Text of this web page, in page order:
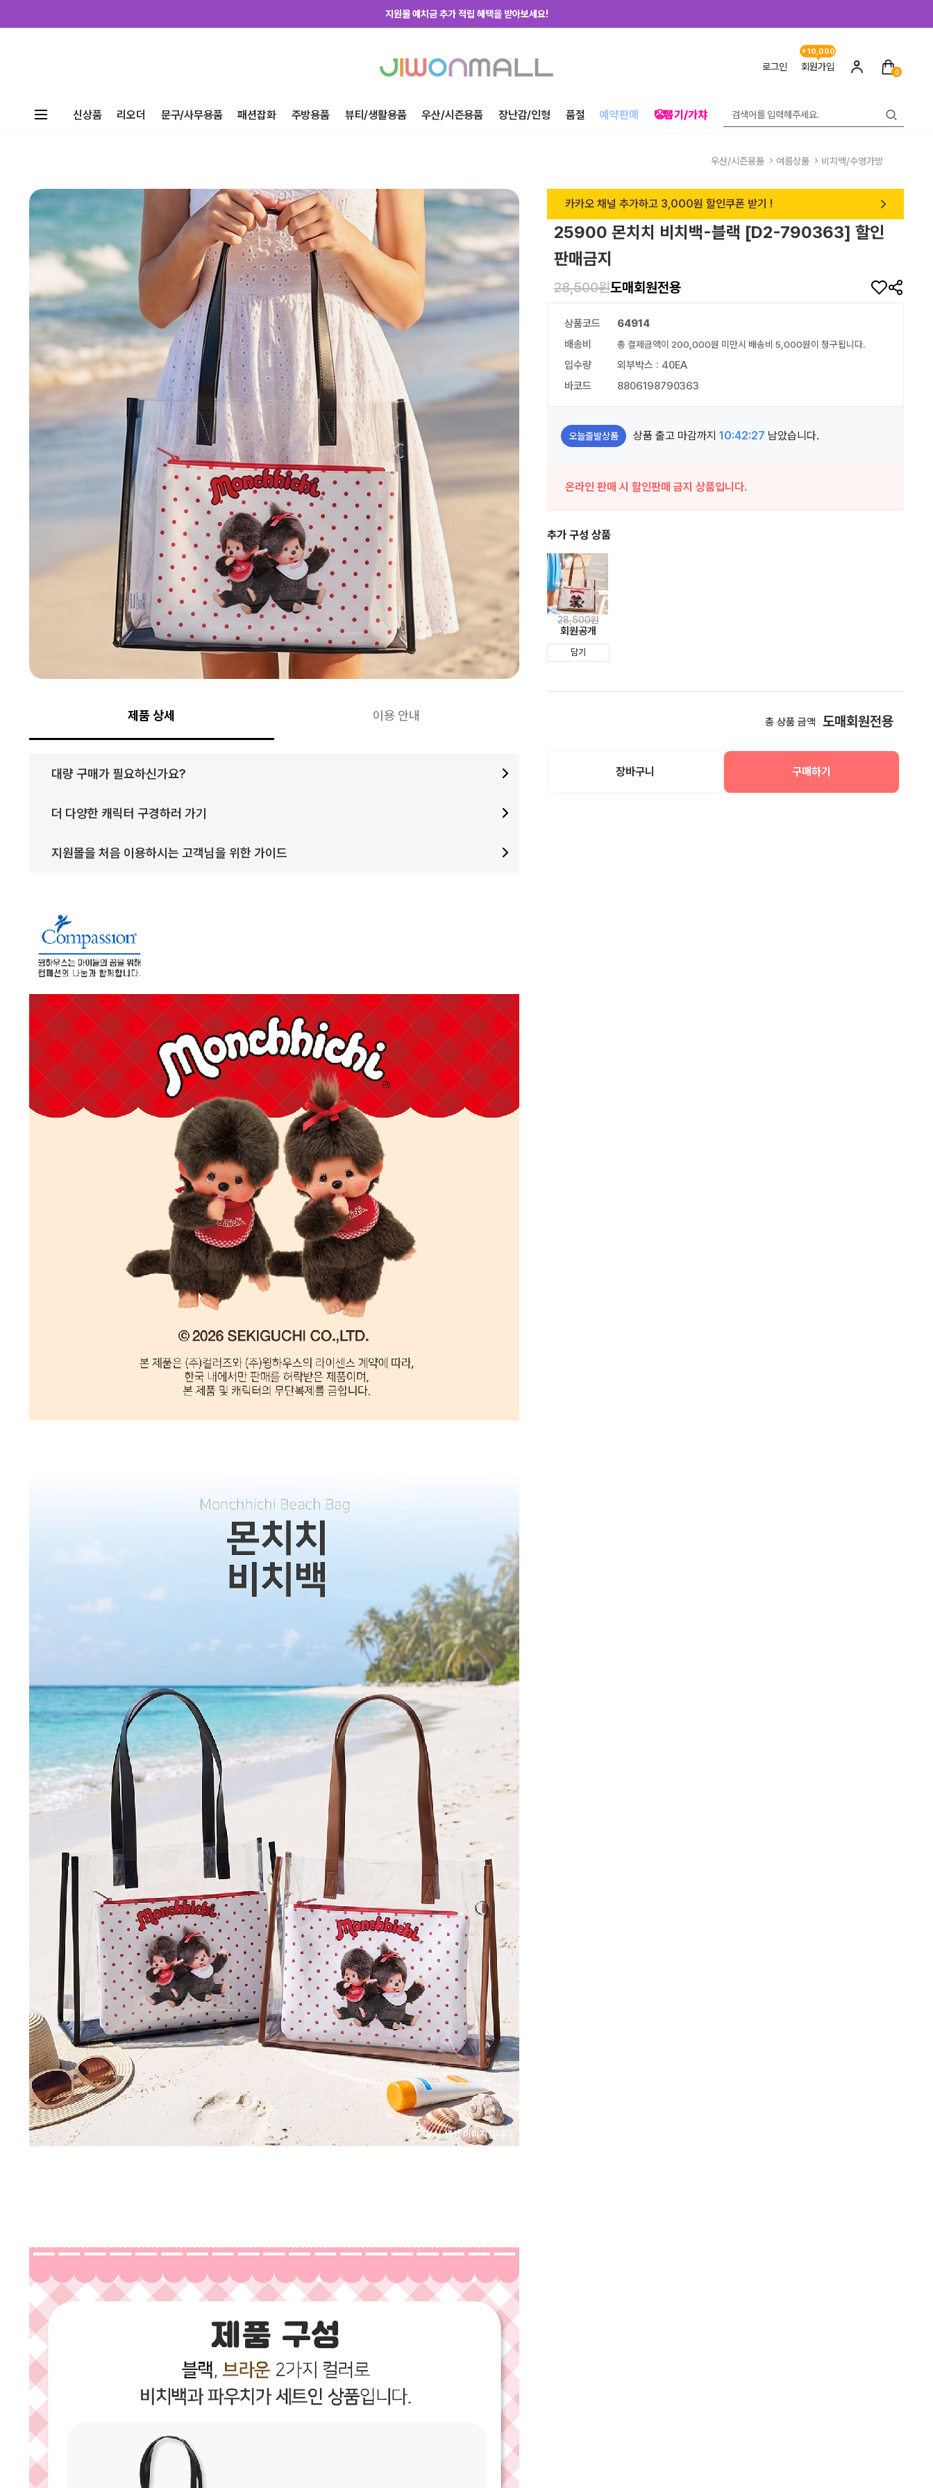
지원몰 위탁배송을 신청하세요!
지금 가입하고 첫구매 혜택 받아가세요! 로그인 회원가입
+10,000
0
신상품 리오더 문구/사무용품 패션잡화 주방용품 뷰티/생활용품 우산/시즌용품 장난감/인형 품절 예약판매 🤡뽑기/가챠
우산/시즌용품 여름상품 비치백/수영가방
제품 상세 이용 안내
대량 구매가 필요하신가요?
더 다양한 캐릭터 구경하러 가기
지원몰을 처음 이용하시는 고객님을 위한 가이드
카카오 채널 추가하고 3,000원 할인쿠폰 받기 !
25900 몬치치 비치백-블랙 [D2-790363] 할인
판매금지
28,500원도매회원전용
상품코드
64914
배송비
총 결제금액이 200,000원 미만시 배송비 5,000원이 청구됩니다.
입수량
외부박스 : 40EA
바코드
8806198790363
오늘출발상품 상품 출고 마감까지 10:42:26남았습니다.
온라인 판매 시 할인판매 금지 상품입니다.
추가 구성 상품
28,500원
회원공개
담기
총 상품 금액 도매회원전용
장바구니 구매하기